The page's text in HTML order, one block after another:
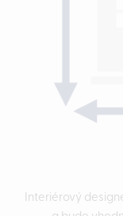
Interiérový